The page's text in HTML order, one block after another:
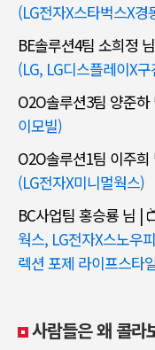
(LG전자X스타벅스X경
BE솔루션4팀 소희정
(LG, LG디스플레이X
O2O솔루션3팀 양준하
이모빌)
O2O솔루션1팀 이주
(LG전자X미니멀웍스)
BC사업팀 홍승룡 님 |
웍스, LG전자X스노우
렉션 포제 라이프스타
사람들은 왜 콜라